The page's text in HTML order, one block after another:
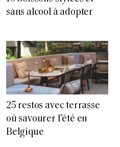
sans alcool à adopter
25 restos avec terrasse
où savourer l’été en
Belgique